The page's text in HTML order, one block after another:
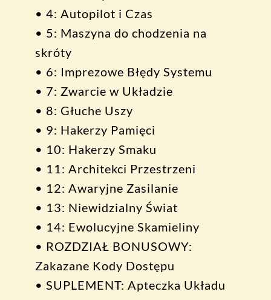
• 4: Autopilot i Czas
• 5: Maszyna do chodzenia na
skróty
• 6: Imprezowe Błędy Systemu
• 7: Zwarcie w Układzie
• 8: Głuche Uszy
• 9: Hakerzy Pamięci
• 10: Hakerzy Smaku
• 11: Architekci Przestrzeni
• 12: Awaryjne Zasilanie
• 13: Niewidzialny Świat
• 14: Ewolucyjne Skamieliny
• ROZDZIAŁ BONUSOWY:
Zakazane Kody Dostępu
• SUPLEMENT: Apteczka Układu